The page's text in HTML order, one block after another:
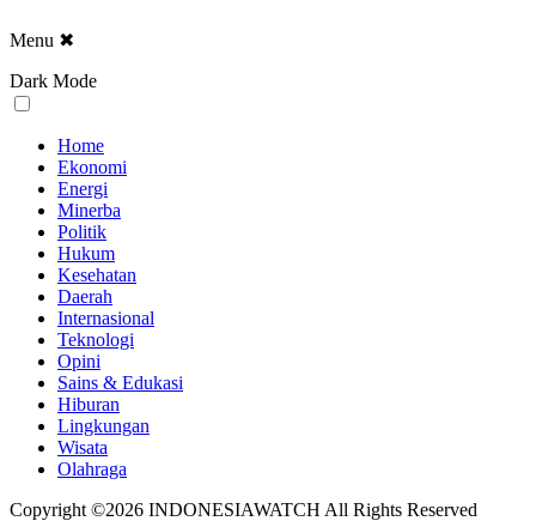
Menu ✖
Dark Mode
Home
Ekonomi
Energi
Minerba
Politik
Hukum
Kesehatan
Daerah
Internasional
Teknologi
Opini
Sains & Edukasi
Hiburan
Lingkungan
Wisata
Olahraga
Copyright ©2026 INDONESIAWATCH All Rights Reserved